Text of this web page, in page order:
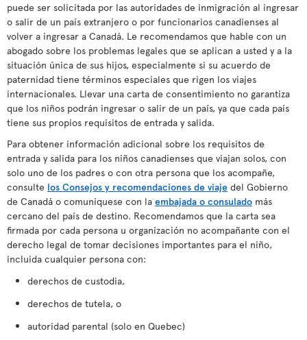
puede ser solicitada por las autoridades de inmigración al ingresar
o salir de un país extranjero o por funcionarios canadienses al
volver a ingresar a Canadá. Le recomendamos que hable con un
abogado sobre los problemas legales que se aplican a usted y a la
situación única de sus hijos, especialmente si su acuerdo de
paternidad tiene términos especiales que rigen los viajes
internacionales. Llevar una carta de consentimiento no garantiza
que los niños podrán ingresar o salir de un país, ya que cada país
tiene sus propios requisitos de entrada y salida.
Para obtener información adicional sobre los requisitos de
entrada y salida para los niños canadienses que viajan solos, con
solo uno de los padres o con otra persona que los acompañe,
consulte los Consejos y recomendaciones de viaje del Gobierno
de Canadá o comuníquese con la embajada o consulado más
cercano del país de destino. Recomendamos que la carta sea
firmada por cada persona u organización no acompañante con el
derecho legal de tomar decisiones importantes para el niño,
incluida cualquier persona con:
derechos de custodia,
derechos de tutela, o
autoridad parental (solo en Quebec)